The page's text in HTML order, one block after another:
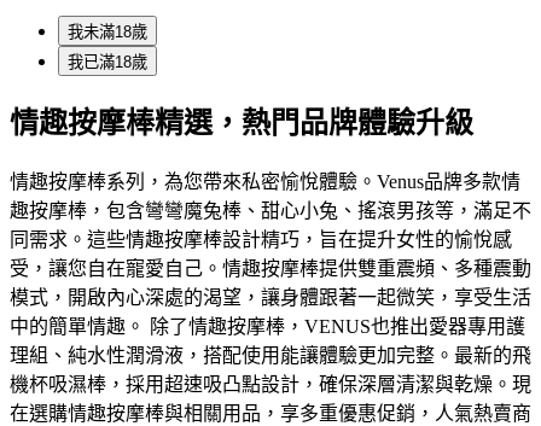
我未滿18歲
我已滿18歲
情趣按摩棒精選，熱門品牌體驗升級
情趣按摩棒系列，為您帶來私密愉悅體驗。Venus品牌多款情
趣按摩棒，包含彎彎魔兔棒、甜心小兔、搖滾男孩等，滿足不
同需求。這些情趣按摩棒設計精巧，旨在提升女性的愉悅感
受，讓您自在寵愛自己。情趣按摩棒提供雙重震頻、多種震動
模式，開啟內心深處的渴望，讓身體跟著一起微笑，享受生活
中的簡單情趣。 除了情趣按摩棒，VENUS也推出愛器專用護
理組、純水性潤滑液，搭配使用能讓體驗更加完整。最新的飛
機杯吸濕棒，採用超速吸凸點設計，確保深層清潔與乾燥。現
在選購情趣按摩棒與相關用品，享多重優惠促銷，人氣熱賣商